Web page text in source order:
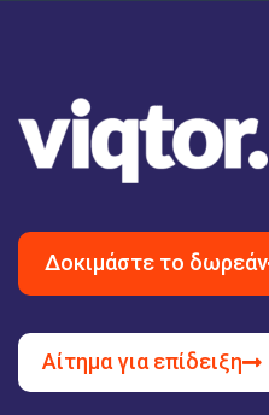
Δοκιμάστε το δωρεάν
Αίτημα για επίδειξη